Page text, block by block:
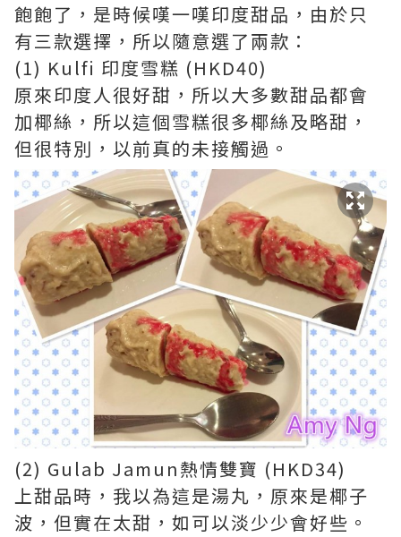
飽飽了，是時候嘆一嘆印度甜品，由於只
有三款選擇，所以隨意選了兩款：
(1) Kulfi 印度雪糕 (HKD40)
原來印度人很好甜，所以大多數甜品都會
加椰絲，所以這個雪糕很多椰絲及略甜，
但很特別，以前真的未接觸過。
(2) Gulab Jamun熱情雙寶 (HKD34)
上甜品時，我以為這是湯丸，原來是椰子
波，但實在太甜，如可以淡少少會好些。